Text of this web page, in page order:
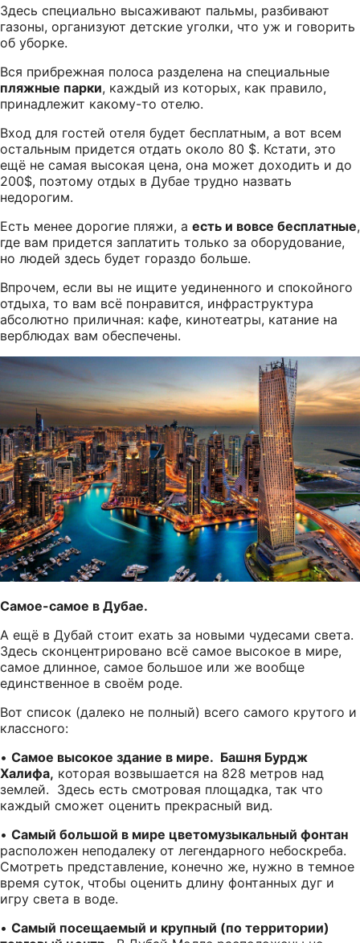
Здесь специально высаживают пальмы, разбивают
газоны, организуют детские уголки, что уж и говорить
об уборке.
Вся прибрежная полоса разделена на специальные
пляжные парки, каждый из которых, как правило,
принадлежит какому-то отелю.
Вход для гостей отеля будет бесплатным, а вот всем
остальным придется отдать около 80 $. Кстати, это
ещё не самая высокая цена, она может доходить и до
200$, поэтому отдых в Дубае трудно назвать
недорогим.
Есть менее дорогие пляжи, а есть и вовсе бесплатные,
где вам придется заплатить только за оборудование,
но людей здесь будет гораздо больше.
Впрочем, если вы не ищите уединенного и спокойного
отдыха, то вам всё понравится, инфраструктура
абсолютно приличная: кафе, кинотеатры, катание на
верблюдах вам обеспечены.
Самое-самое в Дубае.
А ещё в Дубай стоит ехать за новыми чудесами света.
Здесь сконцентрировано всё самое высокое в мире,
самое длинное, самое большое или же вообще
единственное в своём роде.
Вот список (далеко не полный) всего самого крутого и
классного:
• Самое высокое здание в мире. Башня Бурдж
Халифа, которая возвышается на 828 метров над
землей. Здесь есть смотровая площадка, так что
каждый сможет оценить прекрасный вид.
• Самый большой в мире цветомузыкальный фонтан
расположен неподалеку от легендарного небоскреба.
Смотреть представление, конечно же, нужно в темное
время суток, чтобы оценить длину фонтанных дуг и
игру света в воде.
• Самый посещаемый и крупный (по территории)